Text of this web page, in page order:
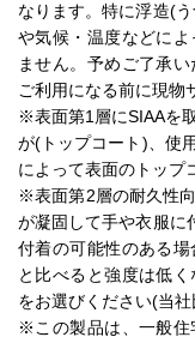
なります。特に浮造(
や気候・温度などに
ません。予めご了承
ご利用になる前に現物
※表面第1層にSIAAを
が(トップコート)、使
によって表面のトップ
※表面第2層の耐久性
が凝固して手や衣服に
付着の可能性のある
と比べると強度は低
をお選びください(当社
※この製品は、一般住